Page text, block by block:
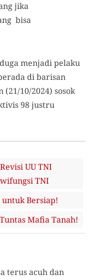
jika
bisa
menjadi pelaku
di barisan
(21/10/2024) sosok
98 justru
UU TNI
TNI
untuk Bersiap!
Mafia Tanah!
terus acuh dan